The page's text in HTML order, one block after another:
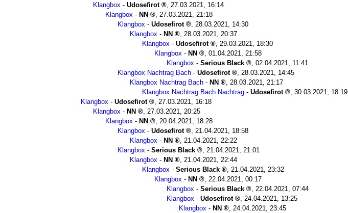
Klangbox - Udosefirot , 27.03.2021, 16:14
Klangbox - NN , 27.03.2021, 21:18
Klangbox - Udosefirot , 28.03.2021, 14:30
Klangbox - NN , 28.03.2021, 20:37
Klangbox - Udosefirot , 29.03.2021, 18:30
Klangbox - NN , 01.04.2021, 21:58
Klangbox - Serious Black , 02.04.2021, 11:41
Klangbox Nachtrag Bach - Udosefirot , 28.03.2021, 14:45
Klangbox Nachtrag Bach - NN , 28.03.2021, 21:17
Klangbox Nachtrag Bach Nachtrag - Udosefirot , 30.03.2021, 18:19
Klangbox - Udosefirot , 27.03.2021, 16:18
Klangbox - NN , 27.03.2021, 20:25
Klangbox - NN , 20.04.2021, 18:28
Klangbox - Udosefirot , 21.04.2021, 18:58
Klangbox - NN , 21.04.2021, 22:22
Klangbox - Serious Black , 21.04.2021, 21:01
Klangbox - NN , 21.04.2021, 22:44
Klangbox - Serious Black , 21.04.2021, 23:32
Klangbox - NN , 22.04.2021, 00:17
Klangbox - Serious Black , 22.04.2021, 07:44
Klangbox - Udosefirot , 24.04.2021, 13:25
Klangbox - NN , 24.04.2021, 23:45